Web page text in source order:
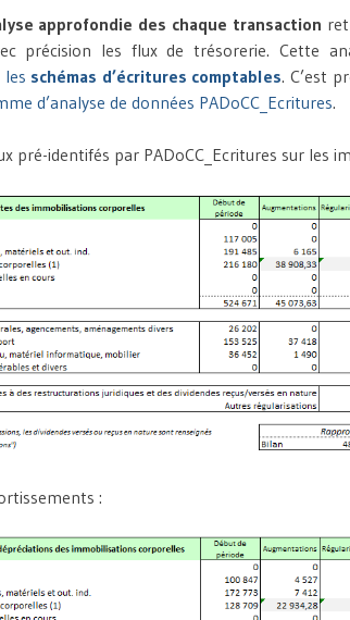
approfondie des chaque transaction
précision les flux de trésorerie. Cette
schémas d’écritures comptables. C’est
d’analyse de données PADoCC_Ecritures.
pré-identifés par PADoCC_Ecritures sur les
: